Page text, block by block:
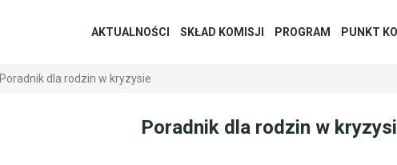
AKTUALNOŚCI SKŁAD KOMISJI PROGRAM PUNKT
Poradnik dla rodzin w kryzysie
Poradnik dla rodzin w